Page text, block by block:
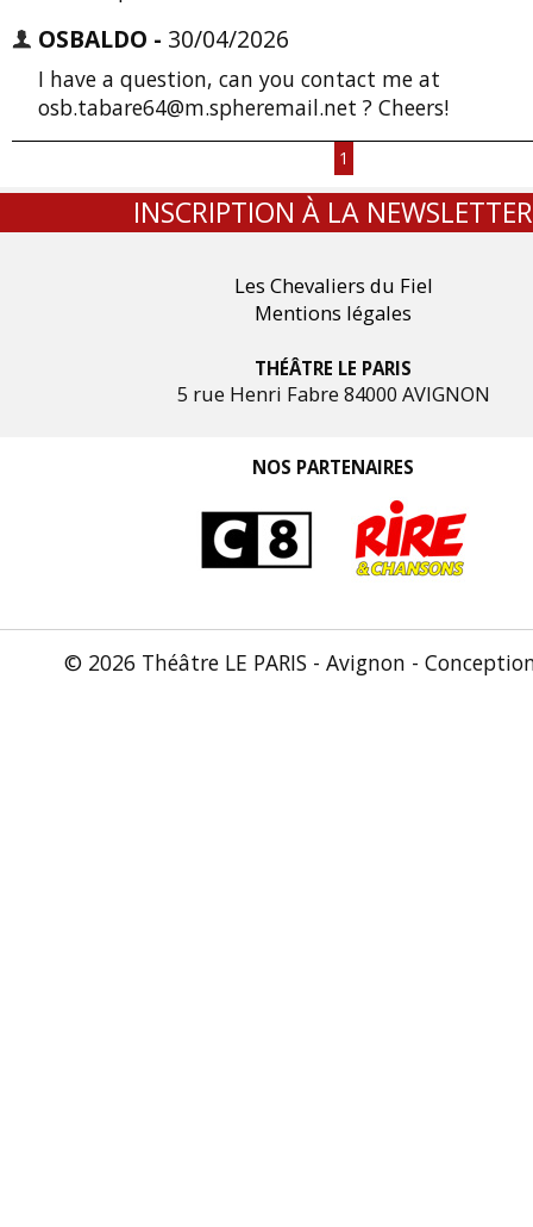
OSBALDO - 30/04/2026
I have a question, can you contact me at
osb.tabare64@m.spheremail.net ? Cheers!
1
INSCRIPTION À LA NEWSLETTER
Les Chevaliers du Fiel
Mentions légales
THÉÂTRE LE PARIS
5 rue Henri Fabre 84000 AVIGNON
NOS PARTENAIRES
© 2026 Théâtre LE PARIS - Avignon -